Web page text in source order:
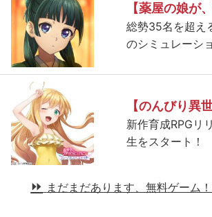
【薬屋の娘が
総勢35名を超え
のシミュレーシ
【のんびり異
新作育成RPGリ
生をスタート！
まだまだあります、無料ゲーム！